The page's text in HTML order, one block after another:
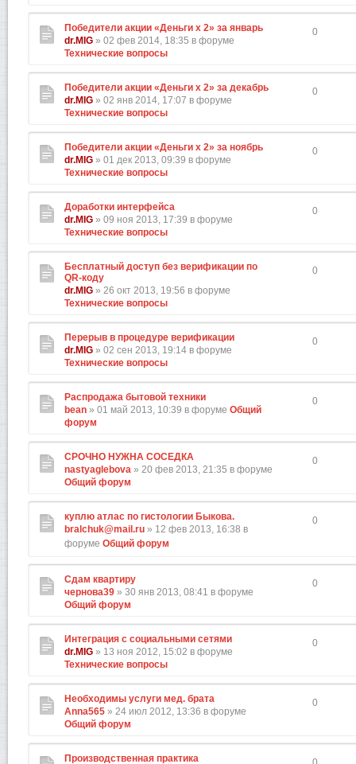
Победители акции «Деньги х 2» за январь
dr.MIG » 02 фев 2014, 18:35 в форуме
Технические вопросы
0
Победители акции «Деньги х 2» за декабрь
dr.MIG » 02 янв 2014, 17:07 в форуме
Технические вопросы
0
Победители акции «Деньги х 2» за ноябрь
dr.MIG » 01 дек 2013, 09:39 в форуме
Технические вопросы
0
Доработки интерфейса
dr.MIG » 09 ноя 2013, 17:39 в форуме
Технические вопросы
0
Бесплатный доступ без верификации по
QR-коду
dr.MIG » 26 окт 2013, 19:56 в форуме
Технические вопросы
0
Перерыв в процедуре верификации
dr.MIG » 02 сен 2013, 19:14 в форуме
Технические вопросы
0
Распродажа бытовой техники
bean » 01 май 2013, 10:39 в форуме Общий
форум
0
СРОЧНО НУЖНА СОСЕДКА
nastyaglebova » 20 фев 2013, 21:35 в форуме
Общий форум
0
куплю атлас по гистологии Быкова.
bralchuk@mail.ru » 12 фев 2013, 16:38 в
форуме Общий форум
0
Сдам квартиру
чернова39 » 30 янв 2013, 08:41 в форуме
Общий форум
0
Интеграция с социальными сетями
dr.MIG » 13 ноя 2012, 15:02 в форуме
Технические вопросы
0
Необходимы услуги мед. брата
Anna565 » 24 июл 2012, 13:36 в форуме
Общий форум
0
Производственная практика